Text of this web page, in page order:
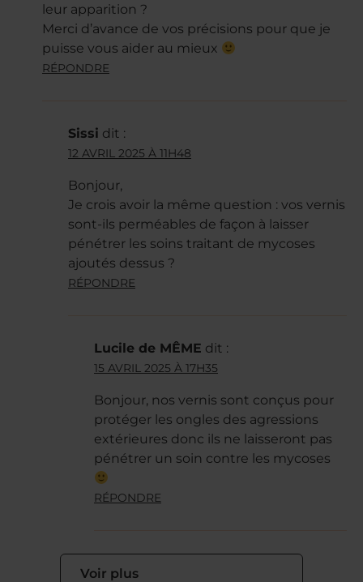
leur apparition ?
Merci d’avance de vos précisions pour que je
puisse vous aider au mieux
RÉPONDRE
Sissi dit :
12 AVRIL 2025 À 11H48
Bonjour,
Je crois avoir la même question : vos vernis
sont-ils perméables de façon à laisser
pénétrer les soins traitant de mycoses
ajoutés dessus ?
RÉPONDRE
Lucile de MÊME dit :
15 AVRIL 2025 À 17H35
Bonjour, nos vernis sont conçus pour
protéger les ongles des agressions
extérieures donc ils ne laisseront pas
pénétrer un soin contre les mycoses
RÉPONDRE
Voir plus